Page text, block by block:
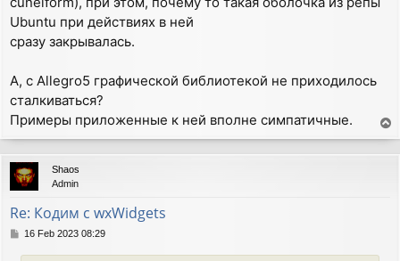
Ubuntu при действиях в ней
сразу закрывалась.
А, c Allegro5 графической библиотекой не приходилось
сталкиваться?
Примеры приложенные к ней вполне симпатичные.
o
p
Shaos
Admin
Re: Кодим с wxWidgets
P16 Feb 2023 08:29